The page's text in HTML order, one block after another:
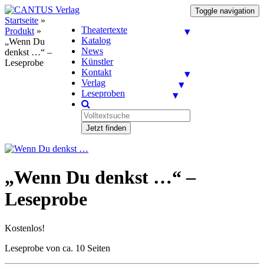
Toggle navigation
Theatertexte
Katalog
News
Künstler
Kontakt
Verlag
Leseproben
Jetzt finden
Startseite »
Produkt »
„Wenn Du
denkst …“ –
Leseprobe
„Wenn Du denkst …“ –
Leseprobe
Kostenlos!
Leseprobe von ca. 10 Seiten